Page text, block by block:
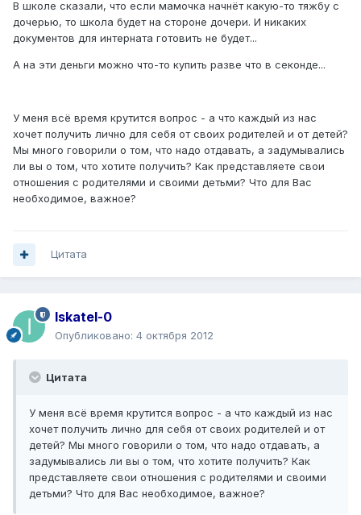
В школе сказали, что если мамочка начнёт какую-то тяжбу с
дочерью, то школа будет на стороне дочери. И никаких
документов для интерната готовить не будет...
А на эти деньги можно что-то купить разве что в секонде...
У меня всё время крутится вопрос - а что каждый из нас
хочет получить лично для себя от своих родителей и от детей?
Мы много говорили о том, что надо отдавать, а задумывались
ли вы о том, что хотите получить? Как представляете свои
отношения с родителями и своими детьми? Что для Вас
необходимое, важное?
Цитата
Iskatel-0
Опубликовано: 4 октября 2012
Цитата
У меня всё время крутится вопрос - а что каждый из нас
хочет получить лично для себя от своих родителей и от
детей? Мы много говорили о том, что надо отдавать, а
задумывались ли вы о том, что хотите получить? Как
представляете свои отношения с родителями и своими
детьми? Что для Вас необходимое, важное?